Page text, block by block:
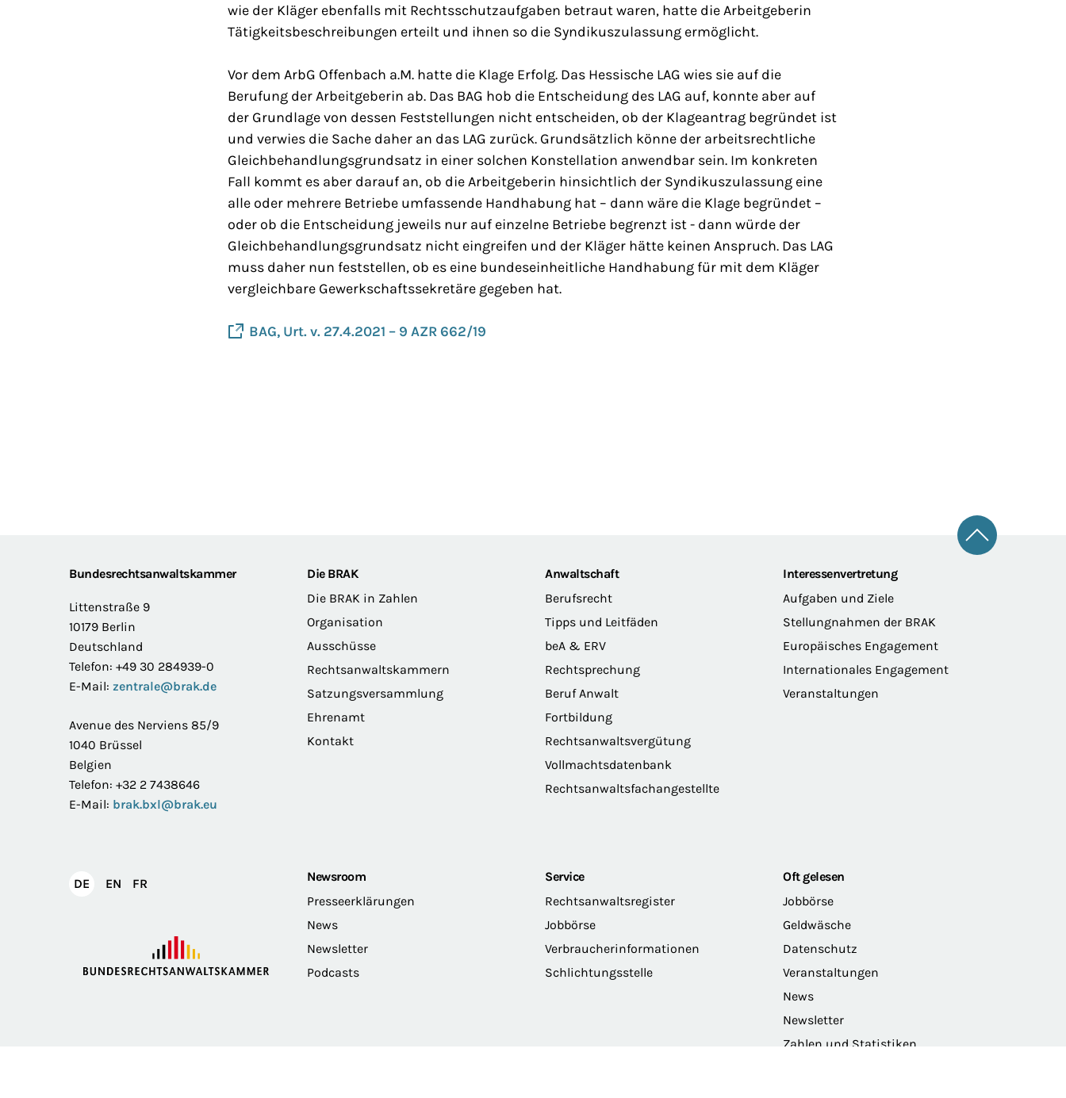
wie der Kläger ebenfalls mit Rechtsschutzaufgaben betraut waren, hatte die Arbeitgeberin
Tätigkeitsbeschreibungen erteilt und ihnen so die Syndikuszulassung ermöglicht.
Vor dem ArbG Offenbach a.M. hatte die Klage Erfolg. Das Hessische LAG wies sie auf die
Berufung der Arbeitgeberin ab. Das BAG hob die Entscheidung des LAG auf, konnte aber auf
der Grundlage von dessen Feststellungen nicht entscheiden, ob der Klageantrag begründet ist
und verwies die Sache daher an das LAG zurück. Grundsätzlich könne der arbeitsrechtliche
Gleichbehandlungsgrundsatz in einer solchen Konstellation anwendbar sein. Im konkreten
Fall kommt es aber darauf an, ob die Arbeitgeberin hinsichtlich der Syndikuszulassung eine
alle oder mehrere Betriebe umfassende Handhabung hat – dann wäre die Klage begründet –
oder ob die Entscheidung jeweils nur auf einzelne Betriebe begrenzt ist - dann würde der
Gleichbehandlungsgrundsatz nicht eingreifen und der Kläger hätte keinen Anspruch. Das LAG
muss daher nun feststellen, ob es eine bundeseinheitliche Handhabung für mit dem Kläger
vergleichbare Gewerkschaftssekretäre gegeben hat.
BAG, Urt. v. 27.4.2021 – 9 AZR 662/19
Footer
Zum
Bundesrechtsanwaltskammer
Littenstraße 9
10179 Berlin
Deutschland
Telefon: +49 30 284939-0
E-Mail: zentrale@brak.de
Avenue des Nerviens 85/9
1040 Brüssel
Belgien
Telefon: +32 2 7438646
E-Mail: brak.bxl@brak.eu
Die BRAK
Die BRAK in Zahlen
Organisation
Ausschüsse
Rechtsanwaltskammern
Satzungsversammlung
Ehrenamt
Kontakt
Anwaltschaft
Berufsrecht
Tipps und Leitfäden
beA & ERV
Rechtsprechung
Beruf Anwalt
Fortbildung
Rechtsanwaltsvergütung
Vollmachtsdatenbank
Rechtsanwaltsfachangestellte
Interessenvertretung
Aufgaben und Ziele
Stellungnahmen der BRAK
Europäisches Engagement
Internationales Engagement
Veranstaltungen
DEDeutsch
EN English
FR
Newsroom
Presseerklärungen
News
Newsletter
Podcasts
Service
Rechtsanwaltsregister
Jobbörse
Verbraucherinformationen
Schlichtungsstelle
Oft gelesen
Jobbörse
Geldwäsche
Datenschutz
Veranstaltungen
News
Newsletter
Zahlen und Statistiken